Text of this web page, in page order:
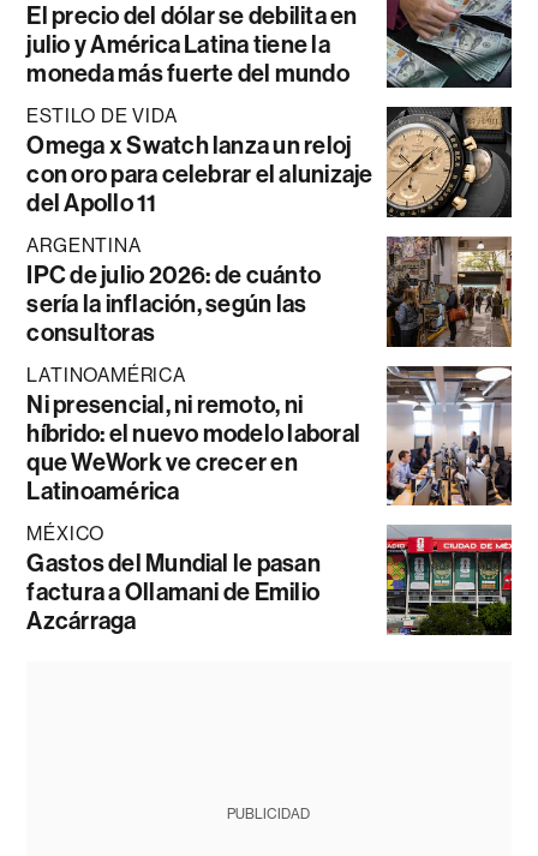
El precio del dólar se debilita en
julio y América Latina tiene la
moneda más fuerte del mundo
ESTILO DE VIDA
Omega x Swatch lanza un reloj
con oro para celebrar el alunizaje
del Apollo 11
ARGENTINA
IPC de julio 2026: de cuánto
sería la inflación, según las
consultoras
LATINOAMÉRICA
Ni presencial, ni remoto, ni
híbrido: el nuevo modelo laboral
que WeWork ve crecer en
Latinoamérica
MÉXICO
Gastos del Mundial le pasan
factura a Ollamani de Emilio
Azcárraga
PUBLICIDAD